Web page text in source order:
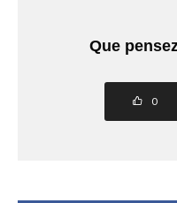
Que
0